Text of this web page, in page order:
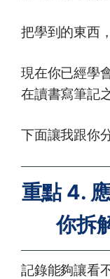
把學到的東西
現在你已經學
在讀書寫筆記
下面讓我跟你
重點 4.
你拆
記錄能夠讓看